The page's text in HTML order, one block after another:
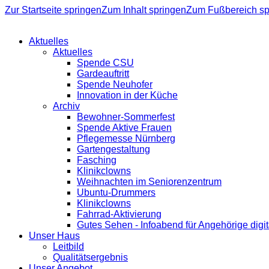
Zur Startseite springenZum Inhalt springenZum Fußbereich
Aktuelles
Aktuelles
Spende CSU
Gardeauftritt
Spende Neuhofer
Innovation in der Küche
Archiv
Bewohner-Sommerfest
Spende Aktive Frauen
Pflegemesse Nürnberg
Gartengestaltung
Fasching
Klinikclowns
Weihnachten im Seniorenzentrum
Ubuntu-Drummers
Klinikclowns
Fahrrad-Aktivierung
Gutes Sehen - Infoabend für Angehörige
Unser Haus
Leitbild
Qualitätsergebnis